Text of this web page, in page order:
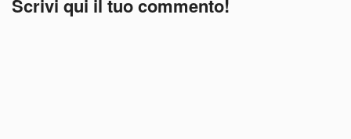
Scrivi qui il tuo commento!